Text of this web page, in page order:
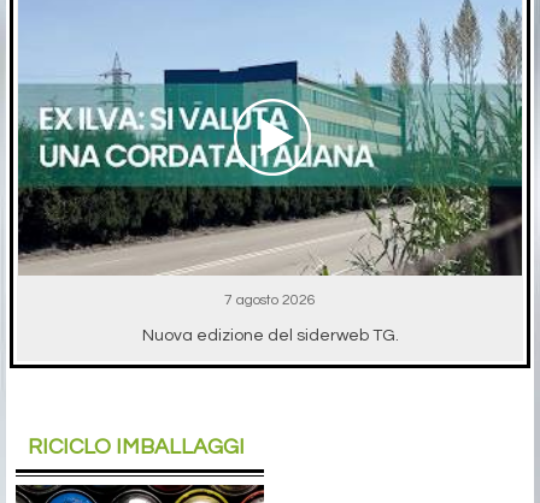
7 agosto 2026
Nuova edizione del siderweb TG.
RICICLO IMBALLAGGI